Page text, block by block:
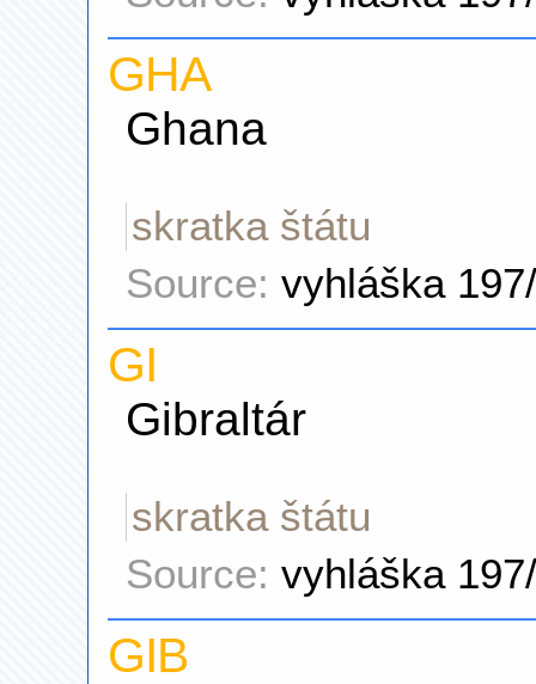
GHA
Ghana
skratka štátu
Source: vyhláška
GI
Gibraltár
skratka štátu
Source: vyhláška
GIB